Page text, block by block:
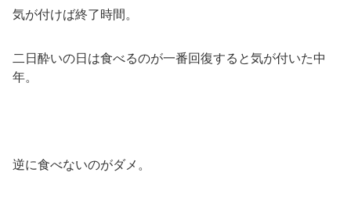
気が付けば終了時間。
二日酔いの日は食べるのが一番回復すると気が付いた中
年。
逆に食べないのがダメ。